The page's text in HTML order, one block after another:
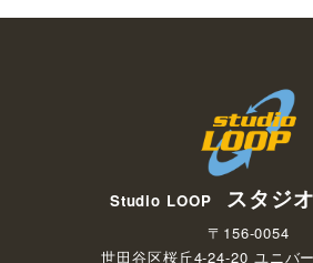
納の上、退会届を受理するものとし
した場合でも月謝の返還はしません。
次の各号の一つに該当する方はたとえ
ンを受講することおよびスタジオ内へ
Studio LOOP スタジ
〒156-0054
世田谷区桜丘4-24-20 ユニバ